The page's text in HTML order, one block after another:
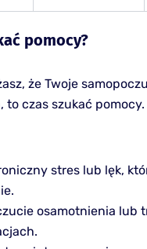
pomocy?
że Twoje
to czas szukać
stres lub lęk,
osamotnienia lub